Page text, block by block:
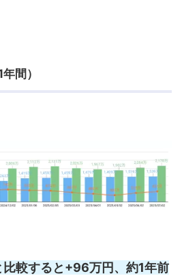
間）
比較すると+96万円、約1年前